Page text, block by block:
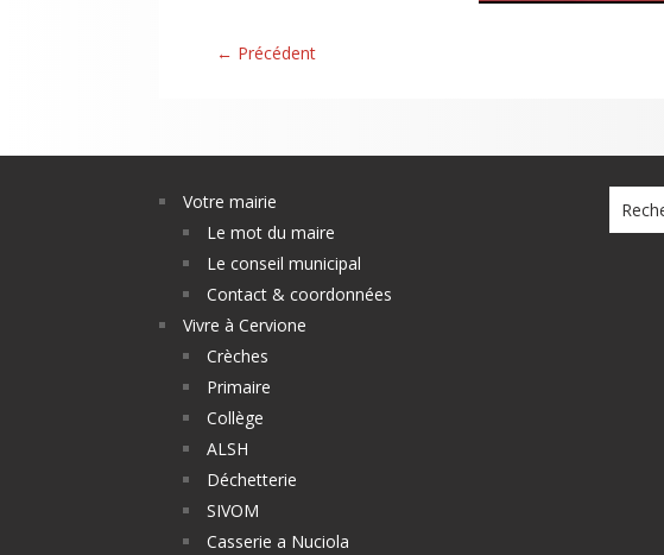
← Précédent
Votre mairie
Le mot du maire
Le conseil municipal
Contact & coordonnées
Vivre à Cervione
Crèches
Primaire
Collège
ALSH
Déchetterie
SIVOM
Casserie a Nuciola